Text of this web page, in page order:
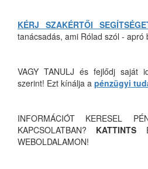
KÉRJ SZAKÉRTŐI
tanácsadás, ami Rólad szól - apró
VAGY TANULJ és fejlődj saját
szerint! Ezt kínálja a pénzügyi
INFORMÁCIÓT KERESEL
KAPCSOLATBAN? KATTINTS
WEBOLDALAMON!